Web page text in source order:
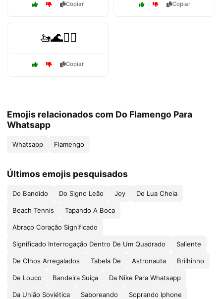
Copiar Copiar
🚤🌊🏄‍♀️
Copiar
Emojis relacionados com Do Flamengo Para
Whatsapp
Whatsapp Flamengo
Últimos emojis pesquisados
Do Bandido Do Signo Leão Joy De Lua Cheia
Beach Tennis Tapando A Boca
Abraço Coração Significado
Significado Interrogação Dentro De Um Quadrado Saliente
De Olhos Arregalados Tabela De Astronauta Brilhinho
De Louco Bandeira Suiça Da Nike Para Whatsapp
Da União Soviética Saboreando Soprando Iphone